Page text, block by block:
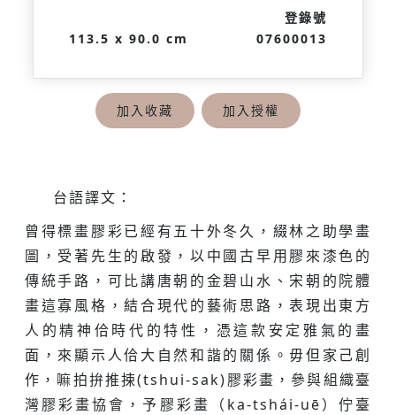
113.5 x 90.0 cm
登錄號
07600013
加入收藏 加入授權
台語譯文：
曾得標畫膠彩已經有五十外冬久，綴林之助學畫
圖，受著先生的啟發，以中國古早用膠來漆色的
傳統手路，可比講唐朝的金碧山水、宋朝的院體
畫這寡風格，結合現代的藝術思路，表現出東方
人的精神佮時代的特性，憑這款安定雅氣的畫
面，來顯示人佮大自然和諧的關係。毋但家己創
作，嘛拍拚推捒(tshui-sak)膠彩畫，參與組織臺
灣膠彩畫協會，予膠彩畫（ka-tshái-uē）佇臺